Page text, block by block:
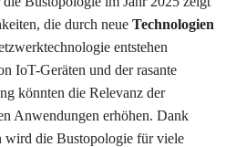
die durch neue Technologien
entstehen
IoT-Geräten und der rasante
könnten die Relevanz der
Anwendungen erhöhen. Dank
wird die Bustopologie für viele